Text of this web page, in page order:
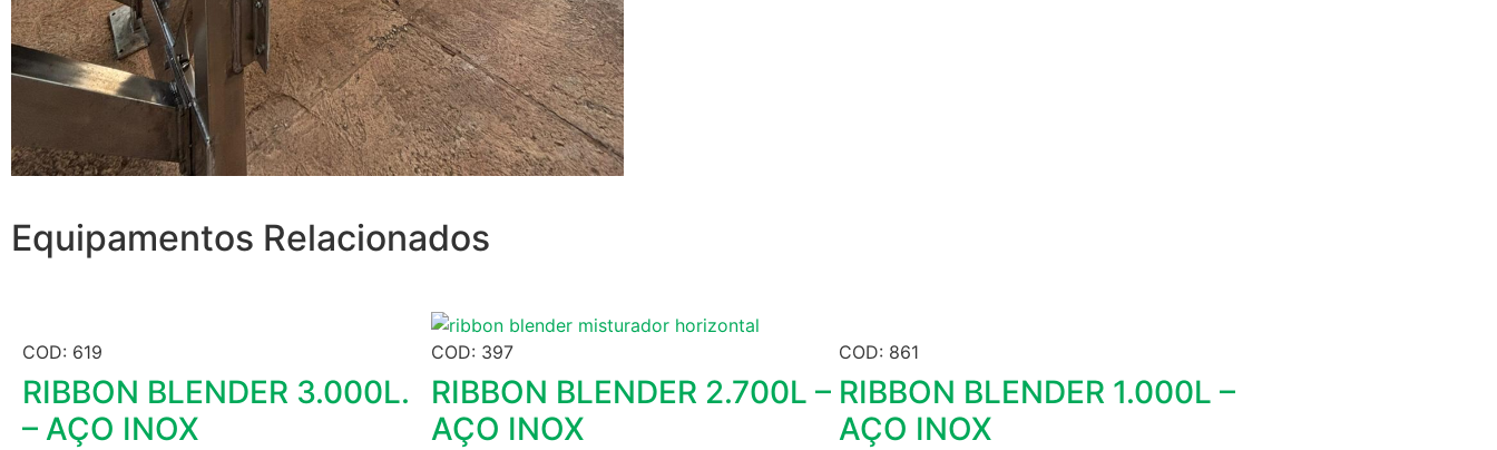
Equipamentos Relacionados
COD: 619
RIBBON BLENDER 3.000L.
– AÇO INOX
COD: 397
RIBBON BLENDER 2.700L –
AÇO INOX
COD: 861
RIBBON BLENDER 1.000L –
AÇO INOX